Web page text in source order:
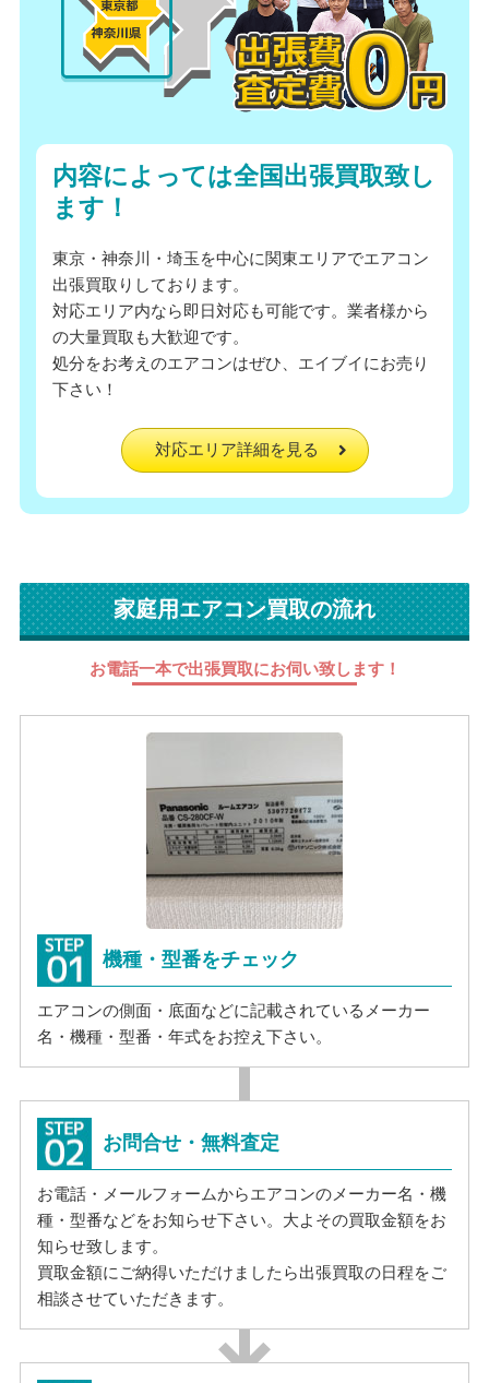
内容によっては全国出張買取致し
ます！
東京・神奈川・埼玉を中心に関東エリアでエアコン
出張買取りしております。
対応エリア内なら即日対応も可能です。業者様から
の大量買取も大歓迎です。
処分をお考えのエアコンはぜひ、エイブイにお売り
下さい！
対応エリア詳細を見る
家庭用エアコン買取の流れ
お電話一本で出張買取にお伺い致します！
機種・型番をチェック
エアコンの側面・底面などに記載されているメーカー
名・機種・型番・年式をお控え下さい。
お問合せ・無料査定
お電話・メールフォームからエアコンのメーカー名・機
種・型番などをお知らせ下さい。大よその買取金額をお
知らせ致します。
買取金額にご納得いただけましたら出張買取の日程をご
相談させていただきます。